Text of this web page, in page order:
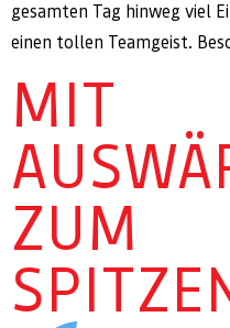
gesamten Tag hinweg viel
einen tollen Teamgeist.
MIT
ZUM